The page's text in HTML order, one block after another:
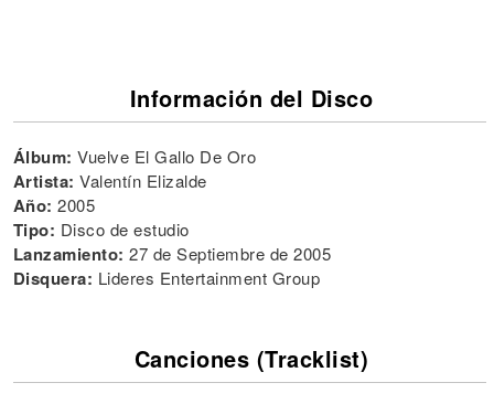
Información del Disco
Álbum: Vuelve El Gallo De Oro
Artista: Valentín Elizalde
Año: 2005
Tipo: Disco de estudio
Lanzamiento: 27 de Septiembre de 2005
Disquera: Lideres Entertainment Group
Canciones (Tracklist)